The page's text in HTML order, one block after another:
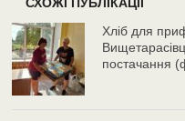
Хліб для
постачання